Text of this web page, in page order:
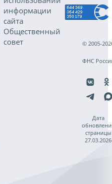
информации
сайта
Общественный
совет
© 2005-
ФНС
Дата
страницы
27.03.2026